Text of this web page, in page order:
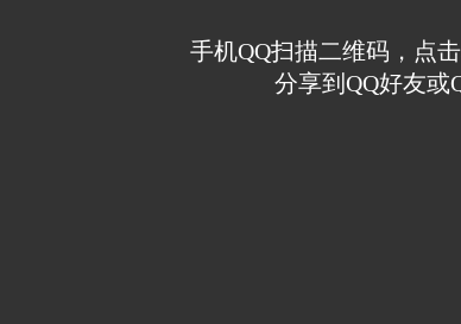
手机QQ扫描二维码，点击
分享到QQ好友或